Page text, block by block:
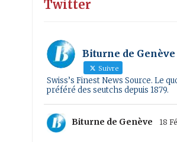
Twitter
Biturne de Genève
Suivre
Swiss’s Finest News Source. Le
préféré des seutchs depuis 1879.
Biturne de Genève 18